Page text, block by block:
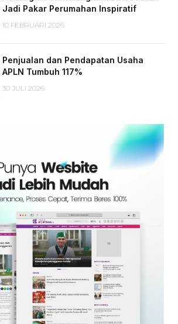
Jadi Pakar Perumahan Inspiratif
10 FEBRUARI 2026
Penjualan dan Pendapatan Usaha
APLN Tumbuh 117%
30 JULI 2026